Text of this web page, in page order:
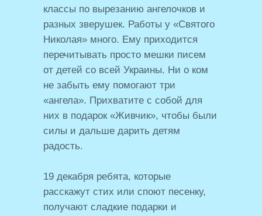
классы по вырезанию ангелочков и
разных зверушек. Работы у «Святого
Николая» много. Ему приходится
перечитывать просто мешки писем
от детей со всей Украины. Ни о ком
не забыть ему помогают три
«ангела». Прихватите с собой для
них в подарок «Живчик», чтобы были
силы и дальше дарить детям
радость.
19 декабря ребята, которые
расскажут стих или споют песенку,
получают сладкие подарки и